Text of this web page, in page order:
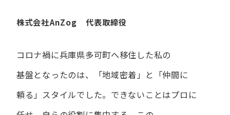
株式会社AnZog 代表取締役
コロナ禍に​兵庫県多可町へ​移住した​私の​
基盤となったのは、
「地域密着」と​「仲間に​
頼る」スタイルでした。 できない​ことは​プロに​